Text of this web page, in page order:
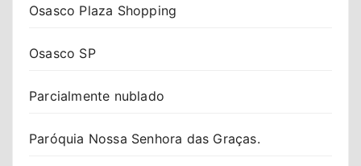
Osasco Plaza Shopping
Osasco SP
Parcialmente nublado
Paróquia Nossa Senhora das Graças.